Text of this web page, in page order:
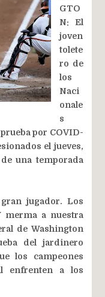
GTO
N: El
joven
tolete
ro de
los
Naci
onale
s
por COVID-
el jueves,
una temporada
jugador. Los
merma a nuestra
de Washington
del jardinero
los campeones
enfrenten a los